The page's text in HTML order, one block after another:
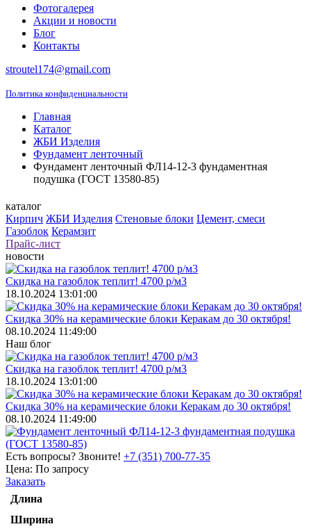
Фотогалерея
Акции и новости
Блог
Контакты
stroutel174@gmail.com
Политика конфиденциальности
Главная
Каталог
ЖБИ Изделия
Фундамент ленточный
Фундамент ленточный ФЛ14-12-3 фундаментная
подушка (ГОСТ 13580-85)
каталог
Кирпич ЖБИ Изделия Стеновые блоки Цемент, смеси
Газоблок Керамзит
Прайс-лист
новости
Скидка на газоблок теплит! 4700 р/м3
18.10.2024 13:01:00
Скидка 30% на керамические блоки Керакам до 30 октября!
08.10.2024 11:49:00
Наш блог
Скидка на газоблок теплит! 4700 р/м3
18.10.2024 13:01:00
Скидка 30% на керамические блоки Керакам до 30 октября!
08.10.2024 11:49:00
Есть вопросы? Звоните! +7 (351) 700-77-35
Цена: По запросу
Заказать
Длина
Ширина